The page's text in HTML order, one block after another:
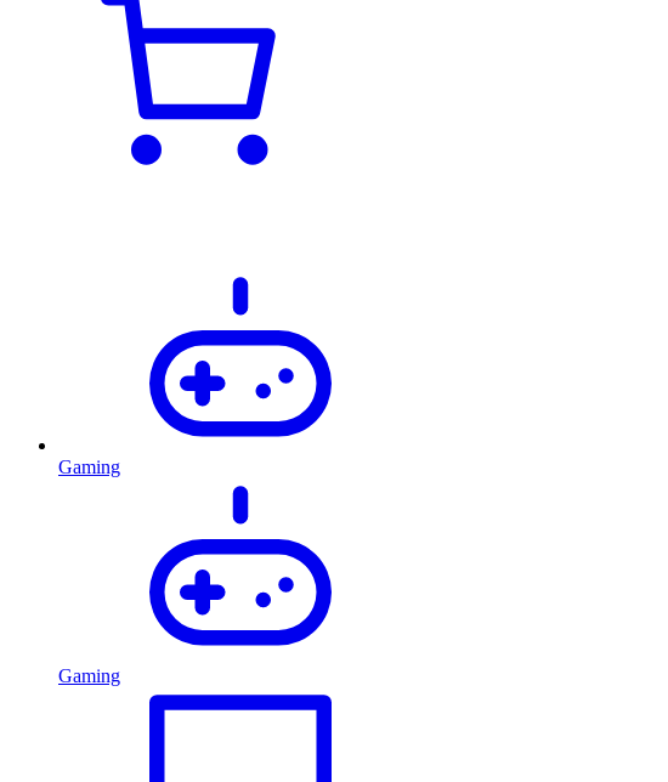
Gaming
Gaming